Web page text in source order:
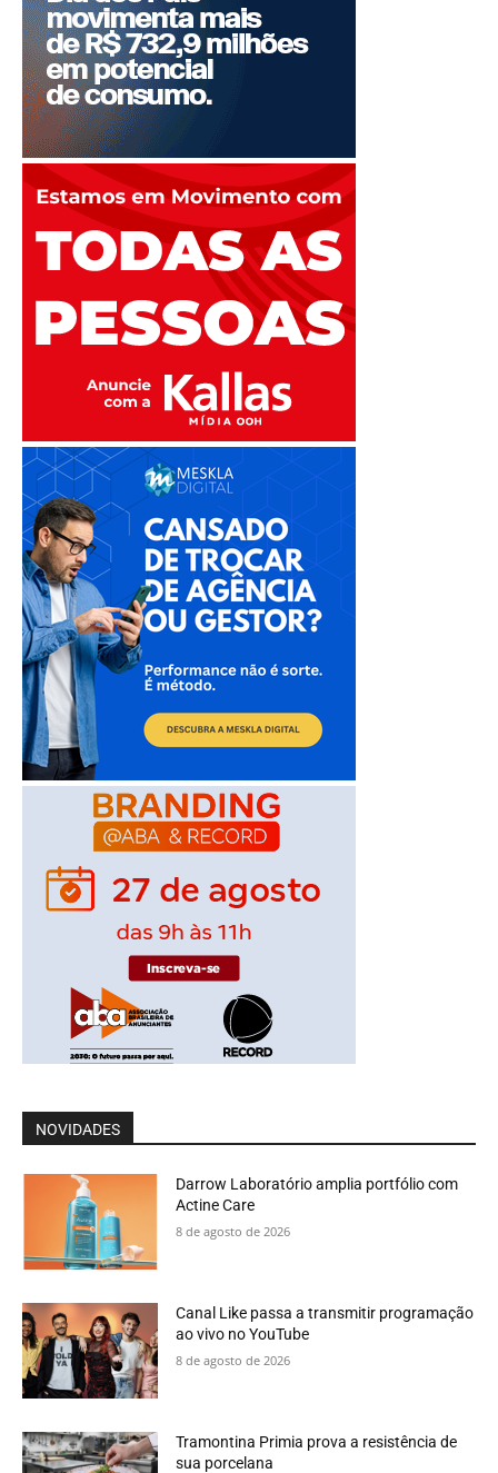
NOVIDADES
Darrow Laboratório amplia portfólio com
Actine Care
8 de agosto de 2026
Canal Like passa a transmitir programação
ao vivo no YouTube
8 de agosto de 2026
Tramontina Primia prova a resistência de
sua porcelana